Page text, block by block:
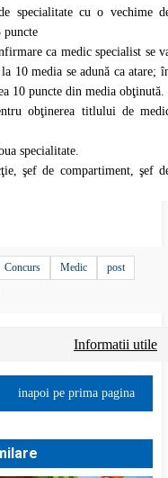
specialitate cu o vechime
ca medic specialist se
10 media se adună ca atare;
10 puncte din media obţinută.
obţinerea titlului de
specialitate.
şef de compartiment, şef
Concurs Medic
post
Informatii utile
inapoi pe prima pagina